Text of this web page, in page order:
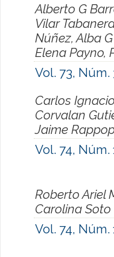
Alberto G
Vilar
Núñez, Alba
Elena Payno,
Vol. 73, Núm.
Carlos
Corvalan
Jaime
Vol. 74, Núm.
Roberto Ariel
Carolina Soto
Vol. 74, Núm.